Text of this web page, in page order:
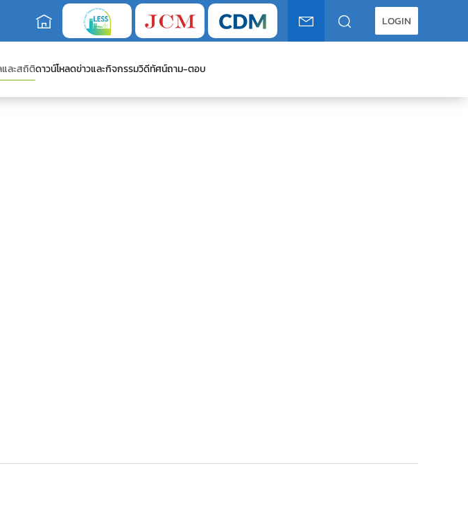
LOGIN
ละสถิติดาวน์โหลดข่าวและกิจกรรมวิดีทัศน์ถาม-ตอบ